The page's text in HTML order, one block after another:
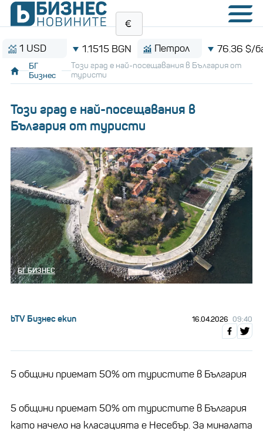
1.1515 BGN Петрол 76.36 $/барел
БГ
Бизнес
Този град е най-посещавания в България от
туристи
Този град е най-посещавания в
България от туристи
БГ БИЗНЕС
bTV Бизнес екип 16.04.2026 09:40
5 общини приемат 50% от туристите в България
5 общини приемат 50% от туристите в България
като начело на класацията е Несебър. За миналата